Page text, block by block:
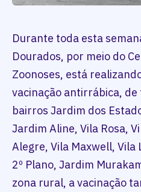
Durante toda esta
Dourados, por meio do
Zoonoses, está
vacinação antirrábica,
bairros Jardim dos
Jardim Aline, Vila Rosa,
Alegre, Vila Maxwell, Vila
2º Plano, Jardim
zona rural, a vacinação